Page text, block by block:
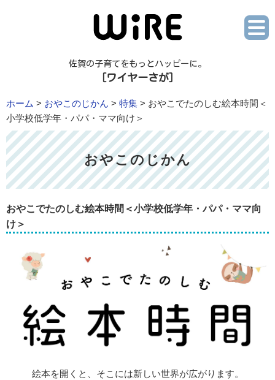
佐賀の子育てをもっとハッピーに。
［ワイヤーさが］
ホーム > おやこのじかん > 特集 > おやこでたのしむ絵本時間＜
小学校低学年・パパ・ママ向け＞
おやこのじかん
おやこでたのしむ絵本時間＜小学校低学年・パパ・ママ向
け＞
絵本を開くと、そこには新しい世界が広がります。